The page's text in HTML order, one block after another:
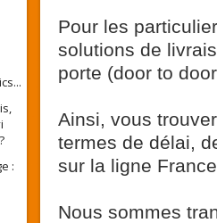
:
Pour les
solutions de
porte (door to
Ainsi, vous
termes de délai,
sur la ligne
Nous sommes